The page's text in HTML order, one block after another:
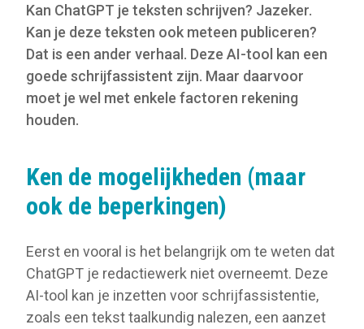
Kan ChatGPT je teksten schrijven? Jazeker.
Kan je deze teksten ook meteen publiceren?
Dat is een ander verhaal. Deze AI-tool kan een
goede schrijfassistent zijn. Maar daarvoor
moet je wel met enkele factoren rekening
houden.
Ken de mogelijkheden (maar
ook de beperkingen)
Eerst en vooral is het belangrijk om te weten dat
ChatGPT je redactiewerk niet overneemt. Deze
AI-tool kan je inzetten voor schrijfassistentie,
zoals een tekst taalkundig nalezen, een aanzet